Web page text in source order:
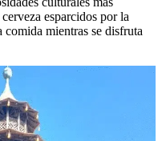
esparcidos por la
mientras se disfruta